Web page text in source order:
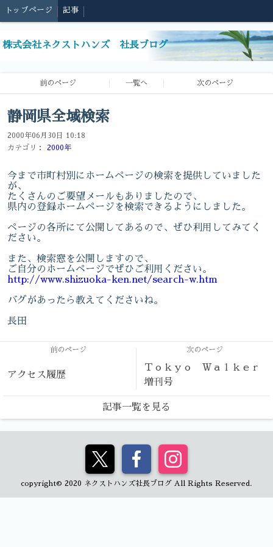
トップページ 記事
株式会社ネクストハンズ 社長ブログ
前のページ 一覧へ 次のページ
静岡県全域検索
2000年06月30日 10:18
カテゴリ：
2000年
今まで市町村別にホームページの検索を提供していました
が、
たくさんのご要望メールもありましたので、
県内の登録ホームページを検索できるようにしました。
ページの各所にて公開してあるので、ぜひ利用してみてく
ださい。
また、検索窓を公開しますので、
ご自分のホームページでぜひご利用ください。
http://www.shizuoka-ken.net/search-w.htm
バグがあったら教えてくださいね。
長田
前のページ
アクセス履歴
次のページ
Ｔｏｋｙｏ Ｗａｌｋｅｒ
増刊号
記事一覧を見る
copyright© 2020 ネクストハンズ社長ブログ All Rights Reserved.